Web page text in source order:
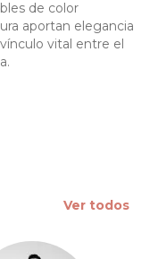
de color
aportan elegancia
vital entre el
Ver todos